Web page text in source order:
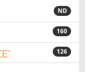
ND
160
126